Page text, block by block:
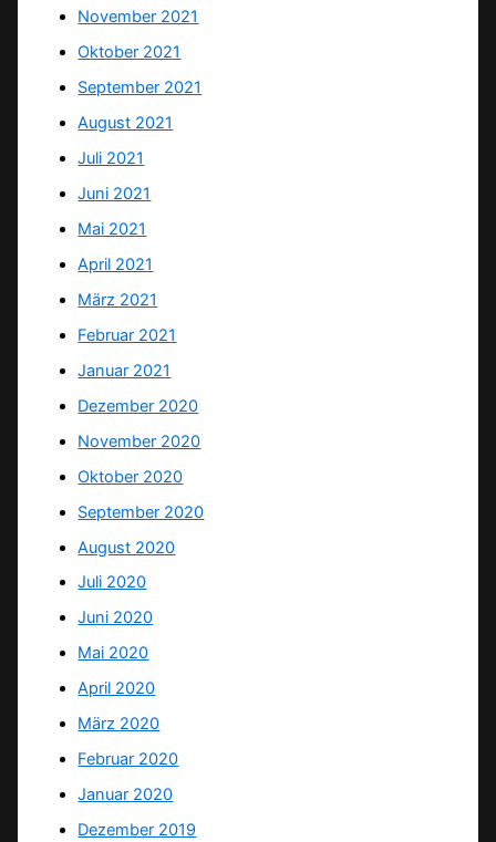
November 2021
Oktober 2021
September 2021
August 2021
Juli 2021
Juni 2021
Mai 2021
April 2021
März 2021
Februar 2021
Januar 2021
Dezember 2020
November 2020
Oktober 2020
September 2020
August 2020
Juli 2020
Juni 2020
Mai 2020
April 2020
März 2020
Februar 2020
Januar 2020
Dezember 2019